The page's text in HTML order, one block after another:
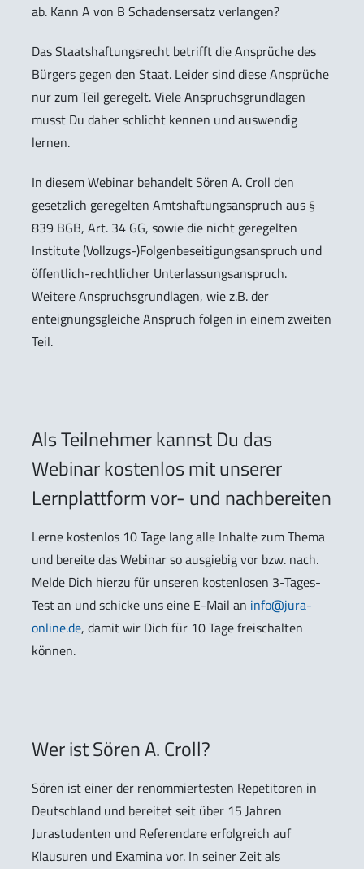
ab. Kann A von B Schadensersatz verlangen?
Das Staatshaftungsrecht betrifft die Ansprüche des
Bürgers gegen den Staat. Leider sind diese Ansprüche
nur zum Teil geregelt. Viele Anspruchsgrundlagen
musst Du daher schlicht kennen und auswendig
lernen.
In diesem Webinar behandelt Sören A. Croll den
gesetzlich geregelten Amtshaftungsanspruch aus §
839 BGB, Art. 34 GG, sowie die nicht geregelten
Institute (Vollzugs-)Folgenbeseitigungsanspruch und
öffentlich-rechtlicher Unterlassungsanspruch.
Weitere Anspruchsgrundlagen, wie z.B. der
enteignungsgleiche Anspruch folgen in einem zweiten
Teil.
Als Teilnehmer kannst Du das
Webinar kostenlos mit unserer
Lernplattform vor- und nachbereiten
Lerne kostenlos 10 Tage lang alle Inhalte zum Thema
und bereite das Webinar so ausgiebig vor bzw. nach.
Melde Dich hierzu für unseren kostenlosen 3-Tages-
Test an und schicke uns eine E-Mail an info@jura-
online.de, damit wir Dich für 10 Tage freischalten
können.
Wer ist Sören A. Croll?
Sören ist einer der renommiertesten Repetitoren in
Deutschland und bereitet seit über 15 Jahren
Jurastudenten und Referendare erfolgreich auf
Klausuren und Examina vor. In seiner Zeit als